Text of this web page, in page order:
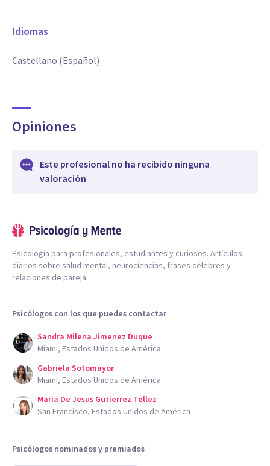
Idiomas
Castellano (Español)
Opiniones
Este profesional no ha recibido ninguna
valoración
Psicología para profesionales, estudiantes y curiosos. Artículos
diarios sobre salud mental, neurociencias, frases célebres y
relaciones de pareja.
Psicólogos con los que puedes contactar
Sandra Milena Jimenez Duque
Miami, Estados Unidos de América
Gabriela Sotomayor
Miami, Estados Unidos de América
Maria De Jesus Gutierrez Tellez
San Francisco, Estados Unidos de América
Psicólogos nominados y premiados